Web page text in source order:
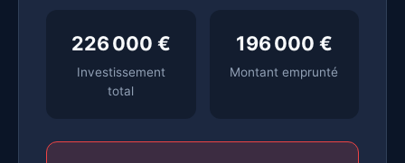
226 000 €
Investissement
total
196 000 €
Montant emprunté